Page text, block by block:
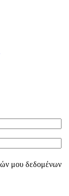
μου δεδομένων